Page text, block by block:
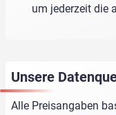
um jederzeit die
Unsere
Alle Preisangaben